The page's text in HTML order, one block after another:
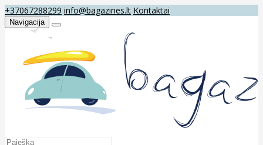
+37067288299 info@bagazines.lt Kontaktai
Navigacija